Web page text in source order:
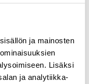
ja mainosten
Lisäksi
ja analytiikka-
käyttääksesi